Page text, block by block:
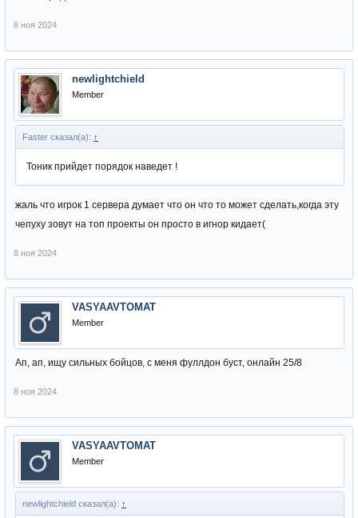
8 ноя 2024
newlightchield
Member
Faster сказал(а): ↑
Тоник прийдет порядок наведет !
жаль что игрок 1 сервера думает что он что то может сделать,когда эту
чепуху зовут на топ проекты он просто в игнор кидает(
8 ноя 2024
VASYAAVTOMAT
Member
Ап, ап, ищу сильных бойцов, с меня фуллдон буст, онлайн 25/8
8 ноя 2024
VASYAAVTOMAT
Member
newlightchield сказал(а): ↑